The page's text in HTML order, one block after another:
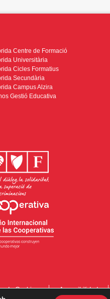
Centre de Formació
Universitària
Cicles Formatius
Secundària
Campus Alzira
Gestió Educativa
de Cookies Accesibilidad